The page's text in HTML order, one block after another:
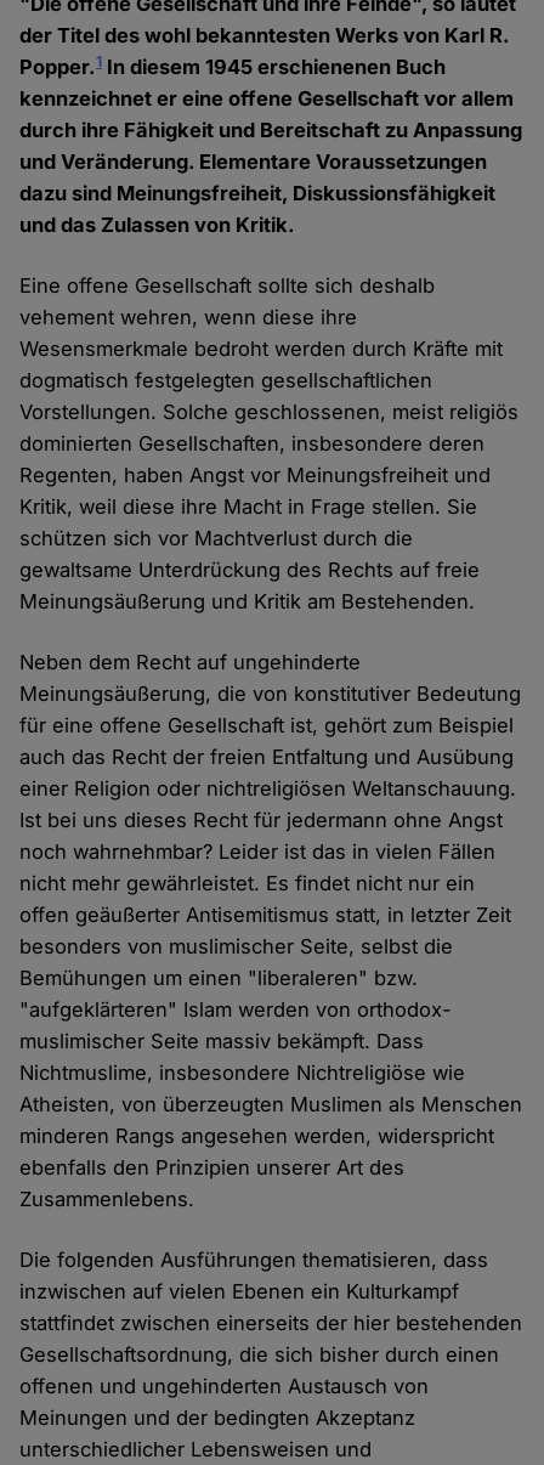
der Titel des wohl bekanntesten Werks von Karl R.
Popper.1 In diesem 1945 erschienenen Buch
kennzeichnet er eine offene Gesellschaft vor allem
durch ihre Fähigkeit und Bereitschaft zu Anpassung
und Veränderung. Elementare Voraussetzungen
dazu sind Meinungsfreiheit, Diskussionsfähigkeit
und das Zulassen von Kritik.
Eine offene Gesellschaft sollte sich deshalb
vehement wehren, wenn diese ihre
Wesensmerkmale bedroht werden durch Kräfte mit
dogmatisch festgelegten gesellschaftlichen
Vorstellungen. Solche geschlossenen, meist religiös
dominierten Gesellschaften, insbesondere deren
Regenten, haben Angst vor Meinungsfreiheit und
Kritik, weil diese ihre Macht in Frage stellen. Sie
schützen sich vor Machtverlust durch die
gewaltsame Unterdrückung des Rechts auf freie
Meinungsäußerung und Kritik am Bestehenden.
Neben dem Recht auf ungehinderte
Meinungsäußerung, die von konstitutiver Bedeutung
für eine offene Gesellschaft ist, gehört zum Beispiel
auch das Recht der freien Entfaltung und Ausübung
einer Religion oder nichtreligiösen Weltanschauung.
Ist bei uns dieses Recht für jedermann ohne Angst
noch wahrnehmbar? Leider ist das in vielen Fällen
nicht mehr gewährleistet. Es findet nicht nur ein
offen geäußerter Antisemitismus statt, in letzter Zeit
besonders von muslimischer Seite, selbst die
Bemühungen um einen "liberaleren" bzw.
"aufgeklärteren" Islam werden von orthodox-
muslimischer Seite massiv bekämpft. Dass
Nichtmuslime, insbesondere Nichtreligiöse wie
Atheisten, von überzeugten Muslimen als Menschen
minderen Rangs angesehen werden, widerspricht
ebenfalls den Prinzipien unserer Art des
Zusammenlebens.
Die folgenden Ausführungen thematisieren, dass
inzwischen auf vielen Ebenen ein Kulturkampf
stattfindet zwischen einerseits der hier bestehenden
Gesellschaftsordnung, die sich bisher durch einen
offenen und ungehinderten Austausch von
Meinungen und der bedingten Akzeptanz
unterschiedlicher Lebensweisen und